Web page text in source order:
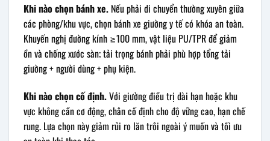
Khi nào chọn bánh xe. Nếu phải di chuyển thường xuyên giữa
các phòng/khu vực, chọn bánh xe giường y tế có khóa an toàn.
Khuyến nghị đường kính ≥100 mm, vật liệu PU/TPR để giảm
ồn và chống xước sàn; tải trọng bánh phải phù hợp tổng tải
giường + người dùng + phụ kiện.
Khi nào chọn cố định.Với giường điều trị dài hạn hoặc khu
vực không cần cơ động, chân cố định cho độ vững cao, hạn chế
rung. Lựa chọn này giảm rủi ro lăn trôi ngoài ý muốn và tối ưu